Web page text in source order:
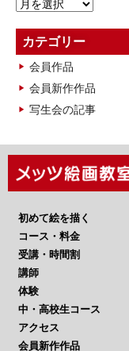
ア
カ
イ
ブ
カテゴリー
会員作品
会員新作作品
写生会の記事
初めて絵を描く
コース・料金
受講・時間割
講師
体験
中・高校生コース
アクセス
会員新作作品